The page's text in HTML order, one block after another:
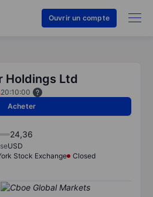
Ouvrir un compte
Holdings Ltd
20:10:00
Acheter
24,36
USD
Stock Exchange
Closed